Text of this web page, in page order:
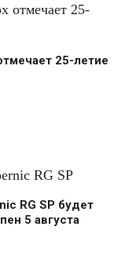
25-летие
RG SP будет
5 августа